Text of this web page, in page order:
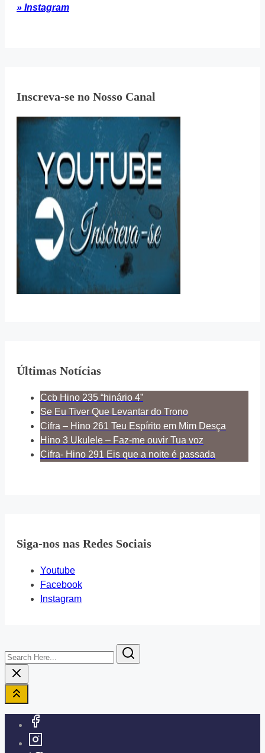
» Instagram
Inscreva-se no Nosso Canal
Últimas Notícias
Ccb Hino 235 “hinário 4”
Se Eu Tiver Que Levantar do Trono
Cifra – Hino 261 Teu Espírito em Mim Desça
Hino 3 Ukulele – Faz-me ouvir Tua voz
Cifra- Hino 291 Eis que a noite é passada
Siga-nos nas Redes Sociais
Youtube
Facebook
Instagram
Search
Here...